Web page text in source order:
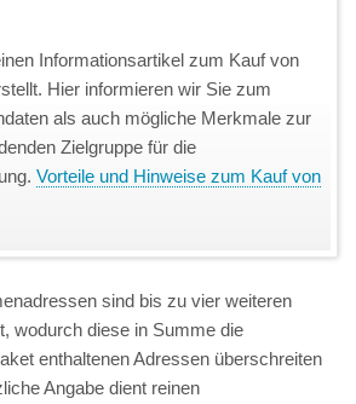
Informationsartikel zum Kauf von
Hier informieren wir Sie zum
als auch mögliche Merkmale zur
Zielgruppe für die
Vorteile und Hinweise zum Kauf von
sind bis zu vier weiteren
wodurch diese in Summe die
enthaltenen Adressen überschreiten
Angabe dient reinen